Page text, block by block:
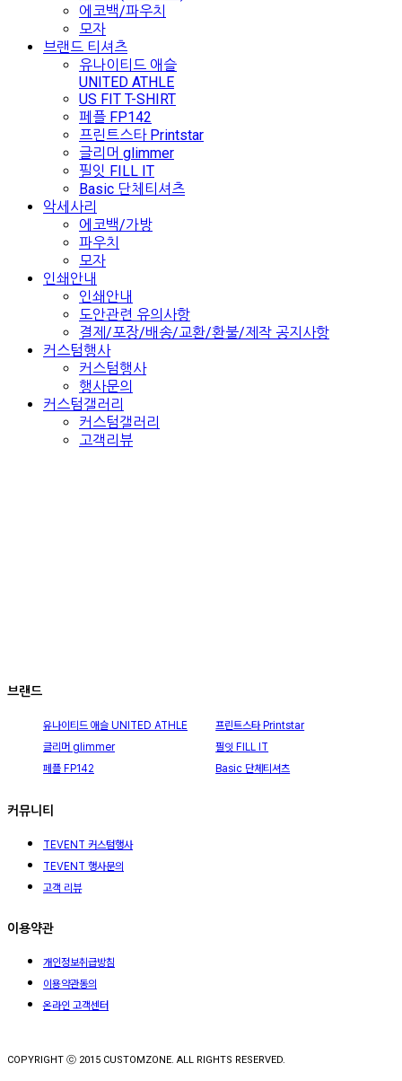
에코백/파우치
모자
브랜드 티셔츠
유나이티드 애슬
UNITED ATHLE
US FIT T-SHIRT
페플 FP142
프린트스타 Printstar
글리머 glimmer
필잇 FILL IT
Basic 단체티셔츠
악세사리
에코백/가방
파우치
모자
인쇄안내
인쇄안내
도안관련 유의사항
결제/포장/배송/교환/환불/제작 공지사항
커스텀행사
커스텀행사
행사문의
커스텀갤러리
커스텀갤러리
고객리뷰
브랜드
유나이티드 애슬 UNITED ATHLE
프린트스타 Printstar
글리머 glimmer
필잇 FILL IT
페플 FP142
Basic 단체티셔츠
커뮤니티
TEVENT 커스텀행사
TEVENT 행사문의
고객 리뷰
이용약관
개인정보취급방침
이용약관동의
온라인 고객센터
COPYRIGHT ⓒ 2015 CUSTOMZONE. ALL RIGHTS RESERVED.